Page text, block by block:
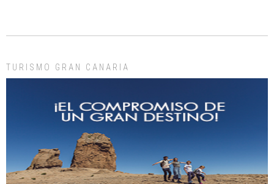
días, ella incluida...
Gato manso encontrado
Este gato macho ha aparecido en la calle hace menos de un mes, es muy
manso y extremadamente cari...
TURISMO GRAN CANARIA